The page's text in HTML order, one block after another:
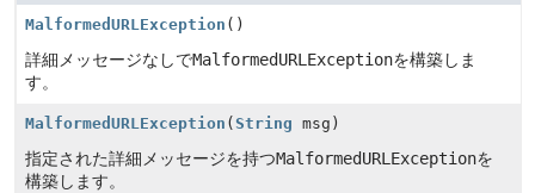
MalformedURLException ()
詳細メッセージなしでMalformedURLExceptionを構築しま
す。
MalformedURLException ( String msg)
指定された詳細メッセージを持つMalformedURLExceptionを
構築します。